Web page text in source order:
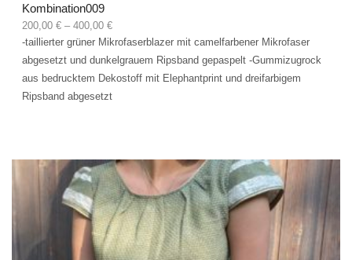
Kombination009
200,00 € – 400,00 €
-taillierter grüner Mikrofaserblazer mit camelfarbener Mikrofaser
abgesetzt und dunkelgrauem Ripsband gepaspelt -Gummizugrock
aus bedrucktem Dekostoff mit Elephantprint und dreifarbigem
Ripsband abgesetzt